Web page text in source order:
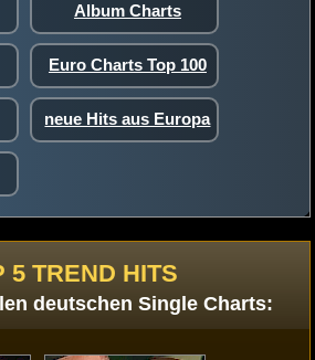
Album Charts
Euro Charts Top 100
neue Hits aus Europa
5 TREND HITS
deutschen Single Charts: